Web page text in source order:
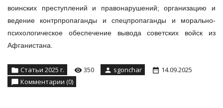
воинских преступлений и правонарушений; организацию и
ведение контрпропаганды и спецпропаганды и морально-
психологическое обеспечение вывода советских войск из
Афганистана.
Статьи 2025 г. 350 sgonchar
14.09.2025
Комментарии (0)